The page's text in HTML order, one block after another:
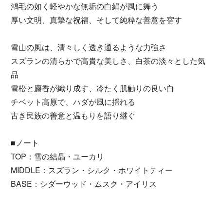
鴻毛の如く軽やかな無垢の白絹が風に舞う
厚い文明、真摯な祝福、そして純粋な善意を宿す
雪山の風は、清々しく透き通るような力強さ
スズランの清らかで高貴な美しさ、白茶の淡々とした気
品
雪松と麝香が織り成す、冷たく肌触りの良い白
チベット高原で、ハダが風に揺れる
古き民族の善意と温もりを語り継ぐ
■ノート
TOP：雪の結晶・ユーカリ
MIDDLE：スズラン・シルク・ホワイトティー
BASE：シダーウッド・ムスク・アイリス